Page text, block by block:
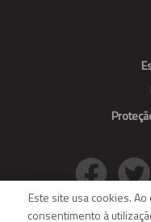
Este site usa cookies.
consentimento à